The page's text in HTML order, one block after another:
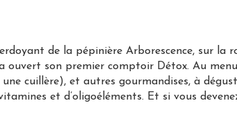
de la pépinière Arborescence, sur la
ouvert son premier comptoir Détox. Au
cuillère), et autres gourmandises, à
et d’oligoéléments. Et si vous